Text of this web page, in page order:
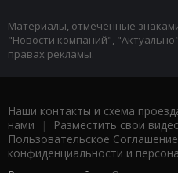
Материалы, отмеченные
"Новости компаний",
правах рекламы.
Наши контакты и схема
нами | Разместить свои
Пользовательское Соглашение
конфиденциальности и